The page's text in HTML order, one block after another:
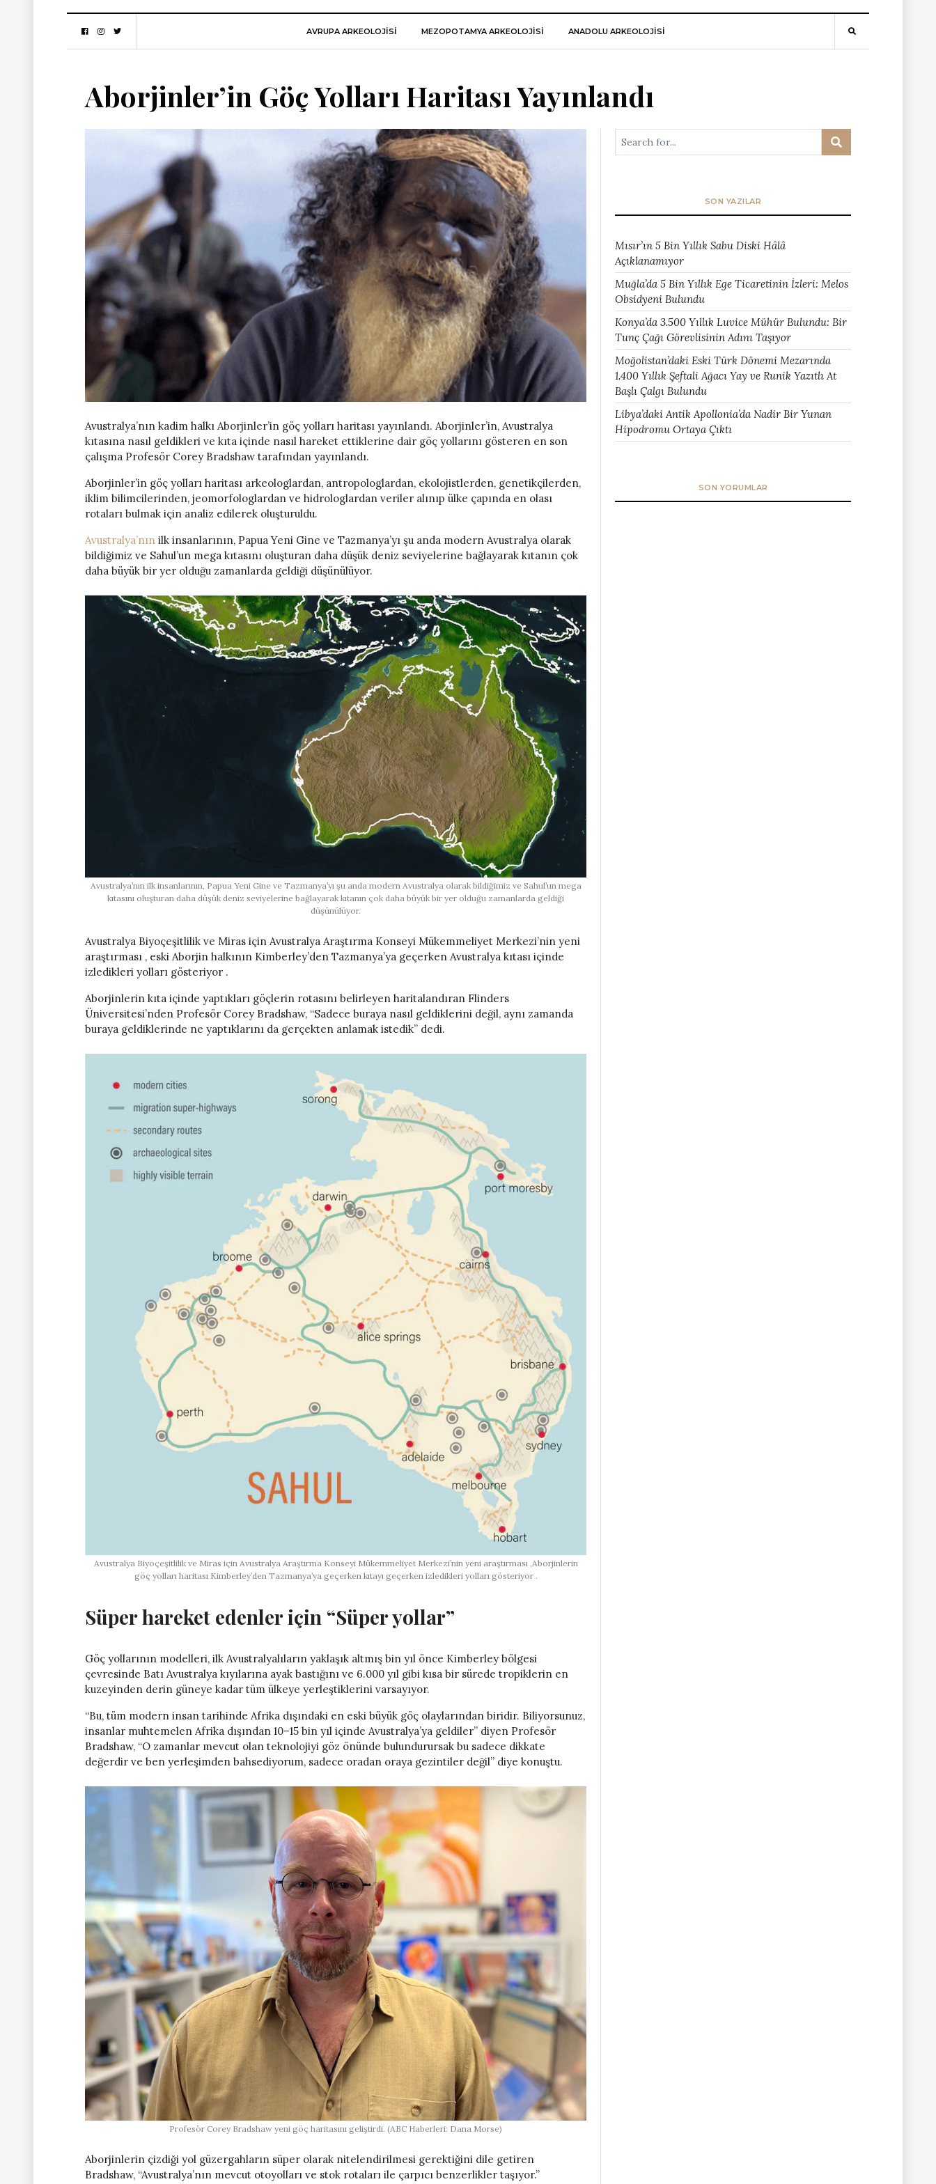
AVRUPA ARKEOLOJISI MEZOPOTAMYA ARKEOLOJISI ANADOLU ARKEOLOJİSİ
Aborjinler’in Göç Yolları Haritası Yayınlandı
Avustralya’nın kadim halkı Aborjinler’in göç yolları haritası yayınlandı. Aborjinler’in, Avustralya
kıtasına nasıl geldikleri ve kıta içinde nasıl hareket ettiklerine dair göç yollarını gösteren en son
çalışma Profesör Corey Bradshaw tarafından yayınlandı.
Aborjinler’in göç yolları haritası arkeologlardan, antropologlardan, ekolojistlerden, genetikçilerden,
iklim bilimcilerinden, jeomorfologlardan ve hidrologlardan veriler alınıp ülke çapında en olası
rotaları bulmak için analiz edilerek oluşturuldu.
Avustralya’nın ilk insanlarının, Papua Yeni Gine ve Tazmanya’yı şu anda modern Avustralya olarak
bildiğimiz ve Sahul’un mega kıtasını oluşturan daha düşük deniz seviyelerine bağlayarak kıtanın çok
daha büyük bir yer olduğu zamanlarda geldiği düşünülüyor.
Avustralya’nın ilk insanlarının, Papua Yeni Gine ve Tazmanya’yı şu anda modern Avustralya olarak bildiğimiz ve Sahul’un mega
kıtasını oluşturan daha düşük deniz seviyelerine bağlayarak kıtanın çok daha büyük bir yer olduğu zamanlarda geldiği
düşünülüyor.
Avustralya Biyoçeşitlilik ve Miras için Avustralya Araştırma Konseyi Mükemmeliyet Merkezi’nin yeni
araştırması , eski Aborjin halkının Kimberley’den Tazmanya’ya geçerken Avustralya kıtası içinde
izledikleri yolları gösteriyor .
Aborjinlerin kıta içinde yaptıkları göçlerin rotasını belirleyen haritalandıran Flinders
Üniversitesi’nden Profesör Corey Bradshaw, “Sadece buraya nasıl geldiklerini değil, aynı zamanda
buraya geldiklerinde ne yaptıklarını da gerçekten anlamak istedik” dedi.
Avustralya Biyoçeşitlilik ve Miras için Avustralya Araştırma Konseyi Mükemmeliyet Merkezi’nin yeni araştırması ,Aborjinlerin
göç yolları haritası Kimberley’den Tazmanya’ya geçerken kıtayı geçerken izledikleri yolları gösteriyor .
Süper hareket edenler için “Süper yollar”
Göç yollarının modelleri, ilk Avustralyalıların yaklaşık altmış bin yıl önce Kimberley bölgesi
çevresinde Batı Avustralya kıyılarına ayak bastığını ve 6.000 yıl gibi kısa bir sürede tropiklerin en
kuzeyinden derin güneye kadar tüm ülkeye yerleştiklerini varsayıyor.
“Bu, tüm modern insan tarihinde Afrika dışındaki en eski büyük göç olaylarından biridir. Biliyorsunuz,
insanlar muhtemelen Afrika dışından 10–15 bin yıl içinde Avustralya’ya geldiler” diyen Profesör
Bradshaw, “O zamanlar mevcut olan teknolojiyi göz önünde bulundurursak bu sadece dikkate
değerdir ve ben yerleşimden bahsediyorum, sadece oradan oraya gezintiler değil” diye konuştu.
Profesör Corey Bradshaw yeni göç haritasını geliştirdi. (ABC Haberleri: Dana Morse)
Aborjinlerin çizdiği yol güzergahların süper olarak nitelendirilmesi gerektiğini dile getiren
Bradshaw, “Avustralya’nın mevcut otoyolları ve stok rotaları ile çarpıcı benzerlikler taşıyor.”
SON YAZILAR
Mısır’ın 5 Bin Yıllık Sabu Diski Hâlâ
Açıklanamıyor
Muğla’da 5 Bin Yıllık Ege Ticaretinin İzleri: Melos
Obsidyeni Bulundu
Konya’da 3.500 Yıllık Luvice Mühür Bulundu: Bir
Tunç Çağı Görevlisinin Adını Taşıyor
Moğolistan’daki Eski Türk Dönemi Mezarında
1.400 Yıllık Şeftali Ağacı Yay ve Runik Yazıtlı At
Başlı Çalgı Bulundu
Libya’daki Antik Apollonia’da Nadir Bir Yunan
Hipodromu Ortaya Çıktı
SON YORUMLAR